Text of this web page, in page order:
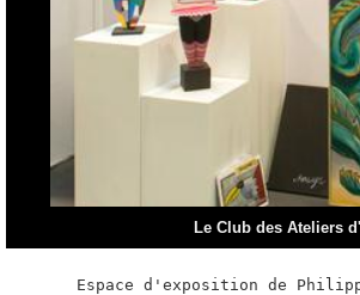
Espace d'exposition de